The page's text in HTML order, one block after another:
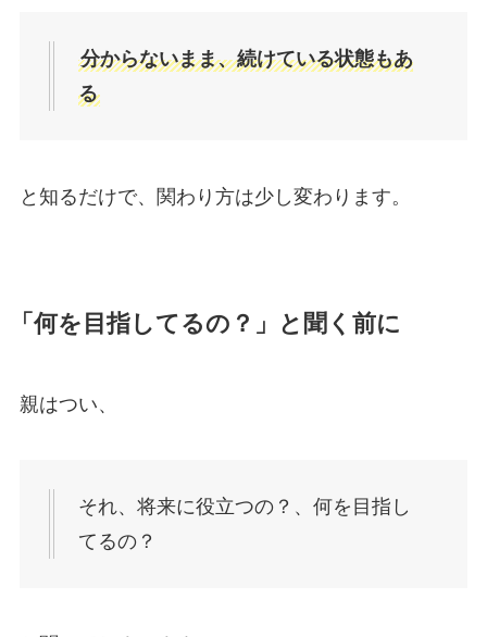
分からないまま、続けている状態もあ
る
と知るだけで、関わり方は少し変わります。
「何を目指してるの？」と聞く前に
親はつい、
それ、将来に役立つの？、何を目指し
てるの？